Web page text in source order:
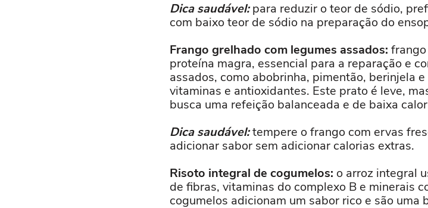
Dica saudável:para reduzir o teor de sódio,
com baixo teor de sódio na preparação do
Frango grelhado com legumes assados:
proteína magra, essencial para a reparação e
assados, como abobrinha, pimentão, berinjela
vitaminas e antioxidantes. Este prato é leve,
busca uma refeição balanceada e de baixa
Dica saudável:tempere o frango com ervas
adicionar sabor sem adicionar calorias extras.
Risoto integral de cogumelos: o arroz integral
de fibras, vitaminas do complexo B e minerais
cogumelos adicionam um sabor rico e são